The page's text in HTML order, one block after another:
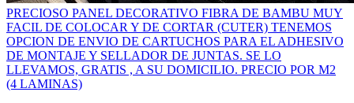
PRECIOSO PANEL DECORATIVO FIBRA DE BAMBU MUY
FACIL DE COLOCAR Y DE CORTAR (CUTER) TENEMOS
OPCION DE ENVIO DE CARTUCHOS PARA EL ADHESIVO
DE MONTAJE Y SELLADOR DE JUNTAS. SE LO
LLEVAMOS, GRATIS , A SU DOMICILIO. PRECIO POR M2
(4 LAMINAS)